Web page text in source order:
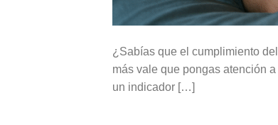
¿Sabías que el cumplimiento
más vale que pongas atención
un indicador […]